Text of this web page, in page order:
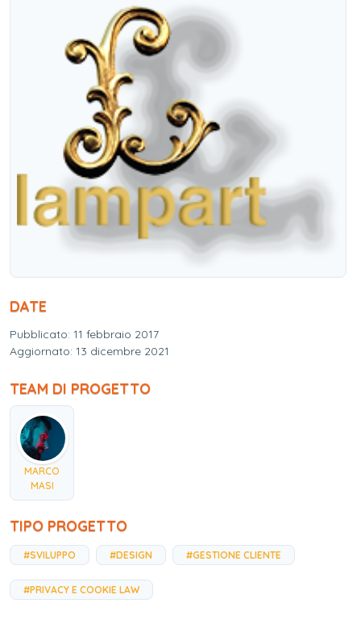
DATE
Pubblicato: 11 febbraio 2017
Aggiornato: 13 dicembre 2021
TEAM DI PROGETTO
MARCO
MASI
TIPO PROGETTO
#SVILUPPO #DESIGN #GESTIONE CLIENTE
#PRIVACY E COOKIE LAW